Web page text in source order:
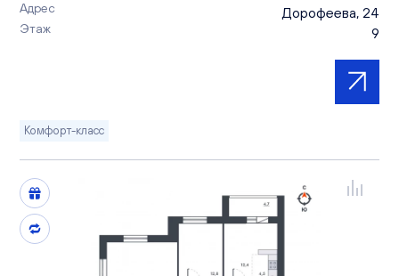
Адрес Дорофеева, 24
Этаж 9
Комфорт-класс